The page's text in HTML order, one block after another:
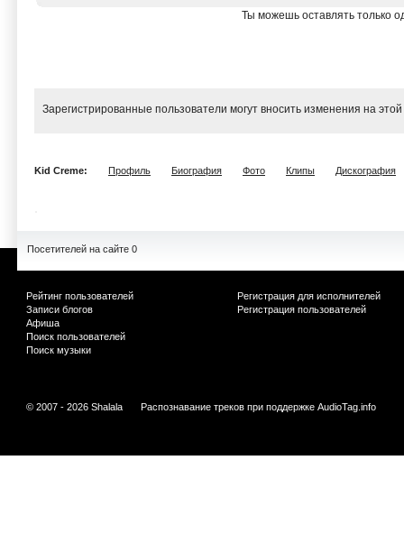
Ты можешь оставлять только
Зарегистрированные пользователи могут вносить изменения на
Kid Creme: Профиль Биография Фото Клипы Дискография
Посетителей на сайте 0
Рейтинг пользователей
Записи блогов
Афиша
Поиск пользователей
Поиск музыки
Регистрация для исполнителей
Регистрация пользователей
© 2007 - 2026 Shalala Распознавание треков при поддержке AudioTag.info